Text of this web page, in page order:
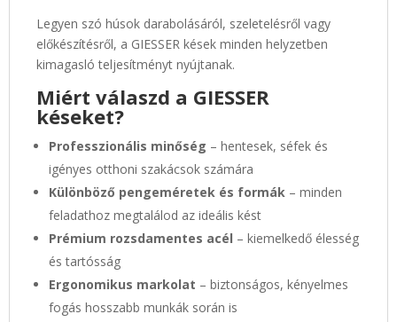
Legyen szó húsok darabolásáról, szeletelésről vagy
előkészítésről, a GIESSER kések minden helyzetben
kimagasló teljesítményt nyújtanak.
Miért válaszd a GIESSER
késeket?
Professzionális minőség – hentesek, séfek és
igényes otthoni szakácsok számára
Különböző pengeméretek és formák – minden
feladathoz megtalálod az ideális kést
Prémium rozsdamentes acél – kiemelkedő élesség
és tartósság
Ergonomikus markolat – biztonságos, kényelmes
fogás hosszabb munkák során is